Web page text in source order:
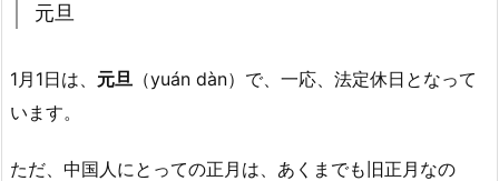
元旦
1月1日は、 元旦 （yuán dàn）で、一応、法定休日となって
います。
ただ、中国人にとっての正月は、あくまでも旧正月なの